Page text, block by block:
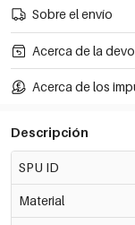
Sobre el envío
Acerca de la
Acerca de los
Descripción
SPU ID
Material